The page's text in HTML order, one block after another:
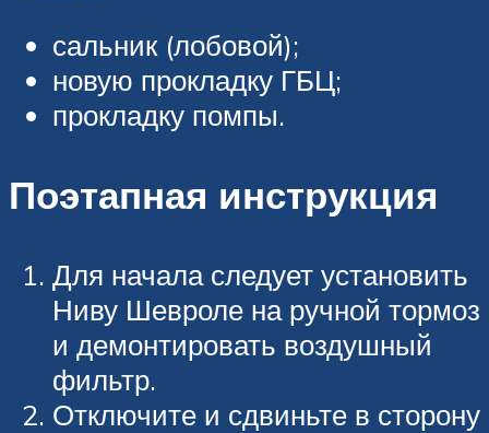
сальник (лобовой);
новую прокладку ГБЦ;
прокладку помпы.
Поэтапная инструкция
Для начала следует установить
Ниву Шевроле на ручной тормоз
и демонтировать воздушный
фильтр.
Отключите и сдвиньте в сторону